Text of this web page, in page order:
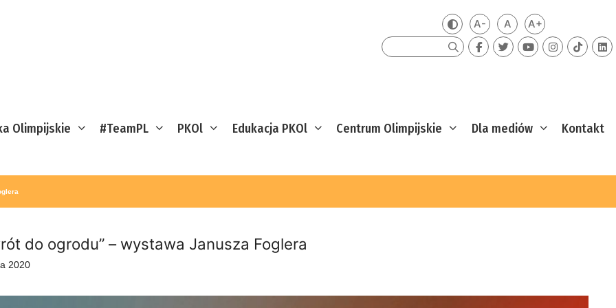
Zmień kontrast
A-Mniejsza czcionka
ADomyślna czcionka
A+Większa
Szukaj
Olimpijskie #TeamPL PKOl Edukacja PKOl Centrum Olimpijskie Dla mediów Kontakt
do ogrodu” – wystawa Janusza Foglera
2020